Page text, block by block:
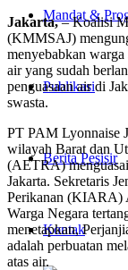
Mandat &
Publikasi
Berita Pesisir
Kontak
Jakarta,– Koalisi
(KMMSAJ)
menyebabkan warga
air yang sudah
penguasaan air di
swasta.
PT PAM Lyonnaise
wilayah Barat dan
(AETRA)
Jakarta. Sekretaris
Perikanan (KIARA)
Warga Negara
menetapkan,
adalah perbuatan
atas air.